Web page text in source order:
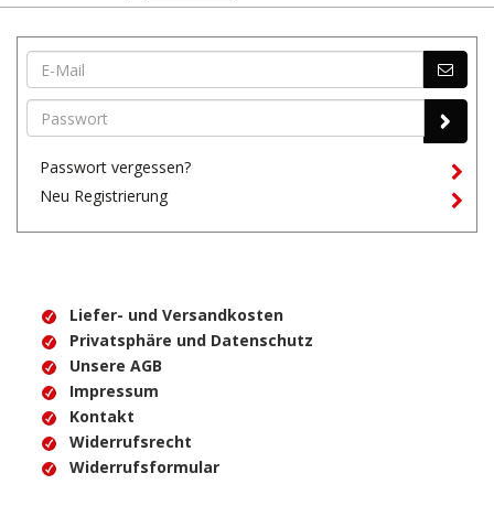
Passwort vergessen?
Neu Registrierung
Liefer- und Versandkosten
Privatsphäre und Datenschutz
Unsere AGB
Impressum
Kontakt
Widerrufsrecht
Widerrufsformular